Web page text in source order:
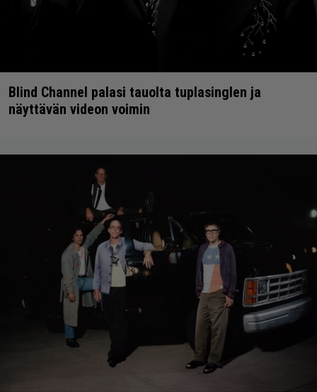
Blind Channel palasi tauolta tuplasinglen ja
näyttävän videon voimin